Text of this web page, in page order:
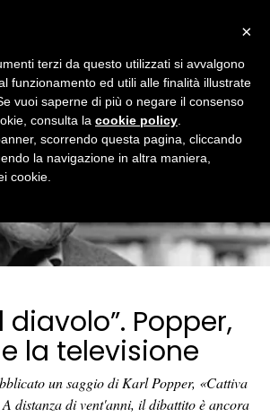
diavolo”. Popper,
la televisione
un saggio di Karl Popper, «Cattiva
distanza di vent'anni, il dibattito è ancora
×
terzi da questo utilizzati si avvalgono
funzionamento ed utili alle finalità illustrate
vuoi saperne di più o negare il consenso
consulta la cookie policy
scorrendo questa pagina, cliccando
la navigazione in altra maniera,
cookie.